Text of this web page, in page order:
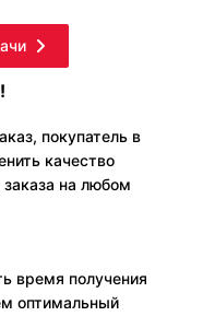
покупатель в
качество
на любом
время получения
оптимальный